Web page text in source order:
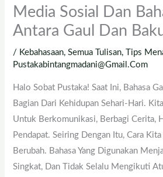
Media Sosial Dan
Antara Gaul Dan
/ Kebahasaan,Semua Tulisan, Tips
Pustakabintangmadani@gmail.com
Halo Sobat Pustaka! Saat Ini, Bahasa
Bagian Dari Kehidupan Sehari-Hari.
Untuk Berkomunikasi, Berbagi Cerita,
Pendapat. Seiring Dengan Itu, Cara Kita
Berubah. Bahasa Yang Digunakan
Singkat, Dan Tidak Selalu Mengikuti